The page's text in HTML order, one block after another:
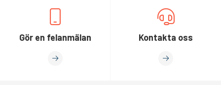
Gör en felanmälan Kontakta oss